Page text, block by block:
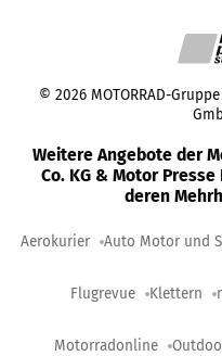
© 2026 MOTORRAD-
Weitere Angebote der
Co. KG & Motor Presse
deren
Aerokurier Auto Motor und
Flugrevue Klettern
Motorradonline